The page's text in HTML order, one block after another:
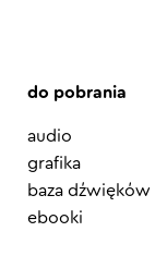
do pobrania
audio
grafika
baza dźwięków
ebooki